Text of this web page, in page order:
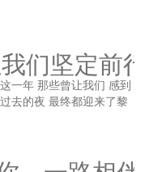
们坚定前
一年 那些曾让我们 感到
去的夜 最终都迎来了黎